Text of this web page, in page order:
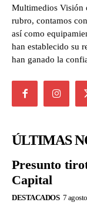
Multimedios Visión
rubro, contamos
así como
han establecido su
han ganado la
ÚLTIMAS
Presunto
Capital
DESTACADOS 7